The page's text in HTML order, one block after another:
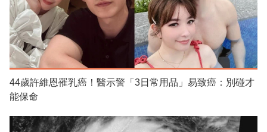
44歲許維恩罹乳癌！醫示警「3日常用品」易致癌：別碰才
能保命